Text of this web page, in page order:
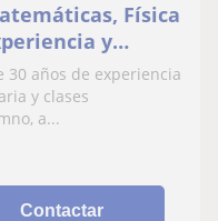
Física
y
30 años de experiencia
y clases
a...
Contactar